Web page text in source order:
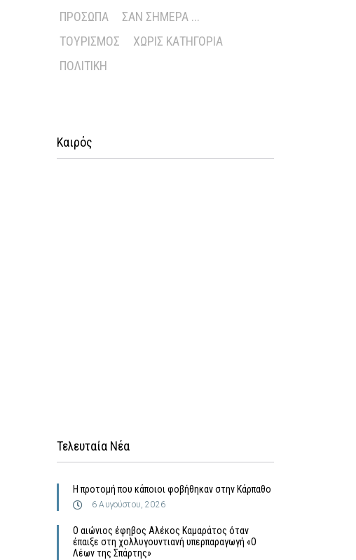
ΠΡΌΣΩΠΑ
ΣΑΝ ΣΉΜΕΡΑ ...
ΤΟΥΡΙΣΜΌΣ
ΧΩΡΊΣ ΚΑΤΗΓΟΡΊΑ
ΠΟΛΙΤΙΚΉ
Καιρός
Τελευταία Νέα
Η προτομή που κάποιοι φοβήθηκαν στην Κάρπαθο
6 Αυγούστου, 2026
Ο αιώνιος έφηβος Αλέκος Καμαράτος όταν
έπαιξε στη χολλυγουντιανή υπερπαραγωγή «Ο
Λέων της Σπάρτης»